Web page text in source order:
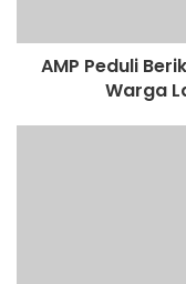
AMP Peduli
Warga